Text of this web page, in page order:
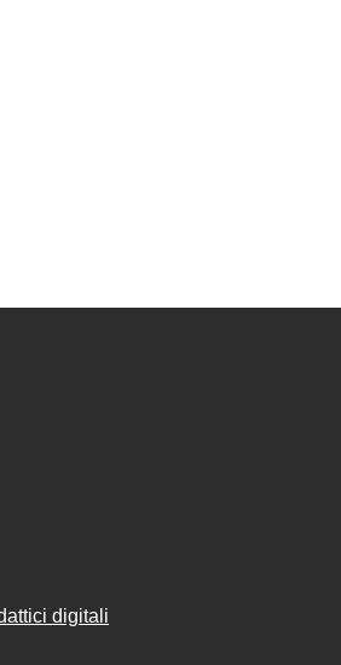
digitali